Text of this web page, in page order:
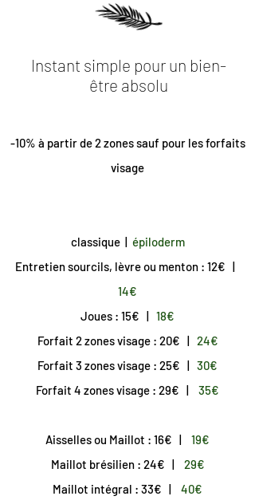
Instant simple pour un bien-
être absolu
-10% à partir de 2 zones sauf pour les forfaits
visage
classique | épiloderm
Entretien sourcils, lèvre ou menton : 12€ |
14€
Joues : 15€ | 18€
Forfait 2 zones visage : 20€ | 24€
Forfait 3 zones visage : 25€ | 30€
Forfait 4 zones visage : 29€ |
35€
Aisselles ou Maillot : 16€ | 19€
Maillot brésilien : 24€ | 29€
Maillot intégral : 33€ | 40€